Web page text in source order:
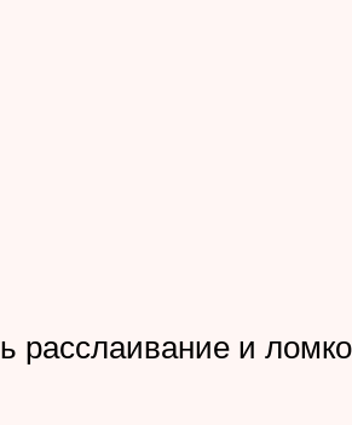
расслаивание и